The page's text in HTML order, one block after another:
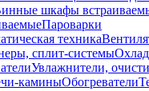
шкафы
Пароварки
техника
сплит-системы
Увлажнители,
каминыОбогреватели